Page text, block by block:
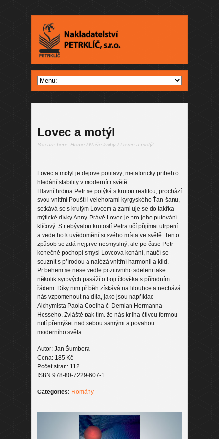
Lovec a motýl
You are here: Home / Naše knihy / Lovec a motýl
Lovec a motýl je dějově poutavý, metaforický příběh o
hledání stability v moderním světě.
Hlavní hrdina Petr se potýká s krutou realitou, prochází
svou vnitřní Pouští i velehorami kyrgyského Ťan-šanu,
setkává se s krutým Lovcem a zamiluje se do takřka
mýtické dívky Anny. Právě Lovec je pro jeho putování
klíčový. S nebývalou krutostí Petra učí přijímat utrpení
a vede ho k uvědomění si svého místa ve světě. Tento
způsob se zdá nejprve nesmyslný, ale po čase Petr
konečně pochopí smysl Lovcova konání, naučí se
souznít s přírodou a nalézá vnitřní harmonii a klid.
Příběhem se nese vedle pozitivního sdělení také
několik syrových pasáží o boji člověka s přírodním
řádem. Díky nim příběh získává na hloubce a nechává
nás vzpomenout na díla, jako jsou například
Alchymista Paola Coelha či Demian Hermanna
Hesseho. Zvláště pak tím, že nás kniha čtivou formou
nutí přemýšet nad sebou samými a povahou
moderního světa.
Autor: Jan Šumbera
Cena: 185 Kč
Počet stran: 112
ISBN 978-80-7229-607-1
Categories: Romány